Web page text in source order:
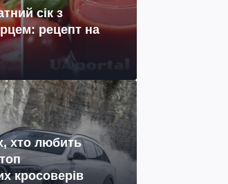
сік з
рецепт на
хто любить
кросоверів